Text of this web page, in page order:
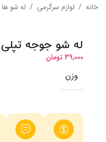
خانه / لوازم سرگرمی / له شو ها
له شو جوجه تپلی
39,000 تومان
وزن